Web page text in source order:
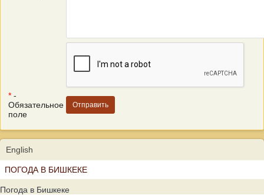
* -
Обязательное
поле
English
ПОГОДА В БИШКЕКЕ
Погода в Бишкеке